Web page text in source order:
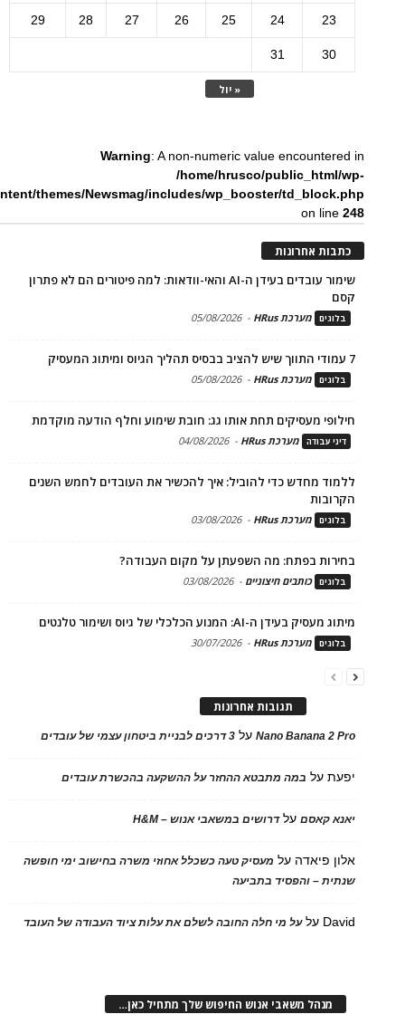
« יול
23
24
25
26
27
28
29
30
31
Warning: A non-numeric value encountered in
/home/hrusco/public_html/wp-
themes/Newsmag/includes/wp_booster/td_block.php
on line248
כתבות אחרונות
שימור עובדים בעידן ה-AI והאי-וודאות: למה פיטורים הם לא פתרון
קסם
בלוגים מערכת HRus -
05/08/2026
7 עמודי התווך שיש להציב בבסיס תהליך הגיוס ומיתוג המעסיק
בלוגים מערכת HRus -
05/08/2026
חילופי מעסיקים תחת אותו גג: חובת שימוע וחלף הודעה מוקדמת
דיני עבודה מערכת HRus -
04/08/2026
ללמוד מחדש כדי להוביל: איך להכשיר את העובדים לחמש השנים
הקרובות
בלוגים מערכת HRus -
03/08/2026
בחירות בפתח: מה השפעתן על מקום העבודה?
בלוגים כותבים חיצוניים -
03/08/2026
מיתוג מעסיק בעידן ה-AI: המנוע הכלכלי של גיוס ושימור טלנטים
בלוגים מערכת HRus -
30/07/2026
תגובות אחרונות
Nano Banana 2 Proעל 3 דרכים לבניית ביטחון עצמי של עובדים
יפעתעל במה מתבטא ההחזר על ההשקעה בהכשרת עובדים
יאנא קאסםעלדרושים במשאבי אנוש – H&M
אלון פיאדה על מעסיק טעה כשכלל אחוזי משרה בחישוב ימי חופשה
שנתית – והפסיד בתביעה
David עלעל מי חלה החובה לשלם את עלות ציוד העבודה של העובד
מנהל משאבי אנוש החיפוש שלך מתחיל כאן…